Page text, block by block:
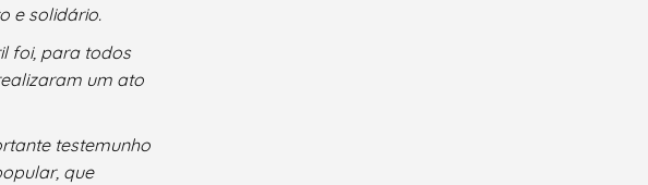
e solidário.
foi, para todos
um ato
testemunho
que